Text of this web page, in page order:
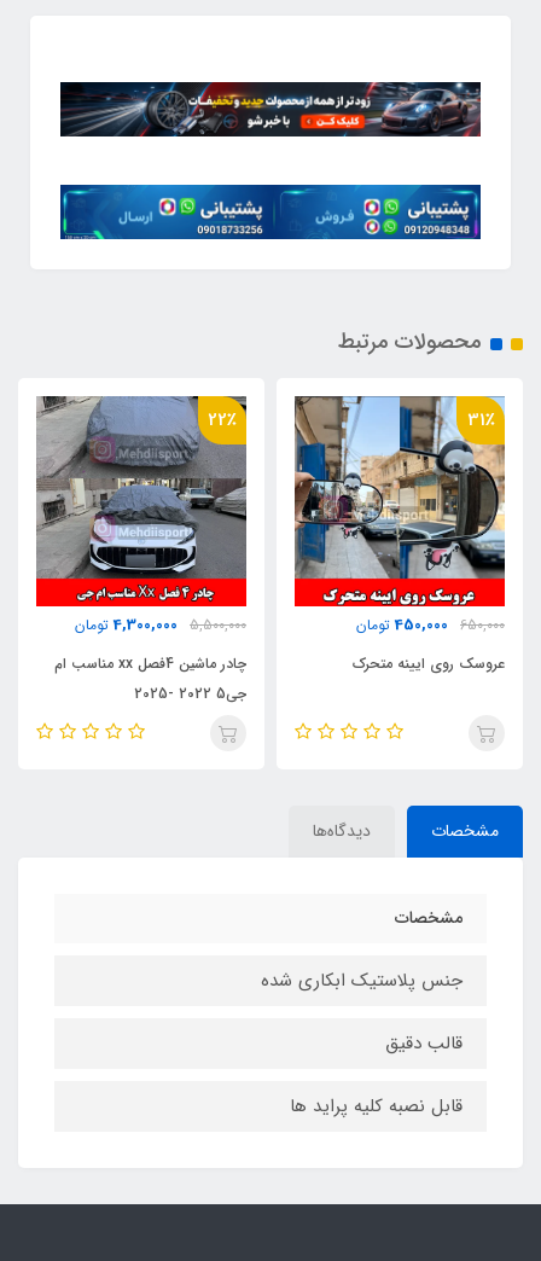
محصولات مرتبط
31٪
650,000
450,000 تومان
عروسک روی ایینه متحرک
22٪
5,500,000
4,300,000 تومان
چادر ماشین 4فصل xx مناسب ام
جی5 2022 -2025
مشخصات دیدگاه‌ها
مشخصات
جنس پلاستیک ابکاری شده
قالب دقیق
قابل نصبه کلیه پراید ها